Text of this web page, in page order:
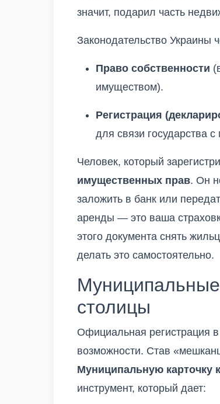
значит, подарил часть
Законодательство Украины
Право собственности
имуществом).
Регистрация
для связи государства
Человек, который
имущественных прав. Он
заложить в банк или
аренды — это ваша
этого документа снять
делать это самостоятельно.
столицы
Официальная регистрация
возможности. Став
Муниципальную карточку
инструмент, который дает: